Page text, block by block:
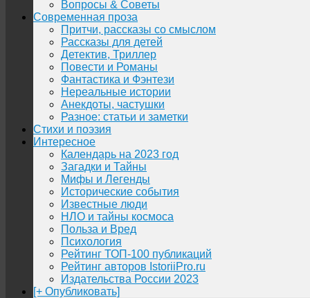
Вопросы & Советы
Современная проза
Притчи, рассказы со смыслом
Рассказы для детей
Детектив, Триллер
Повести и Романы
Фантастика и Фэнтези
Нереальные истории
Анекдоты, частушки
Разное: статьи и заметки
Стихи и поэзия
Интересное
Календарь на 2023 год
Загадки и Тайны
Мифы и Легенды
Исторические события
Известные люди
НЛО и тайны космоса
Польза и Вред
Психология
Рейтинг ТОП-100 публикаций
Рейтинг авторов IstoriiPro.ru
Издательства России 2023
[+ Опубликовать]